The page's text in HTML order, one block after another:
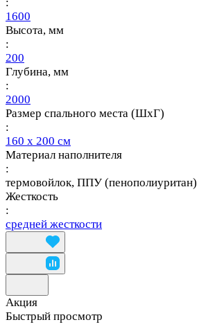
:
1600
Высота, мм
:
200
Глубина, мм
:
2000
Размер спального места (ШхГ)
:
160 х 200 см
Материал наполнителя
:
термовойлок, ППУ (пенополиуритан)
Жесткость
:
средней жесткости
Акция
Быстрый просмотр